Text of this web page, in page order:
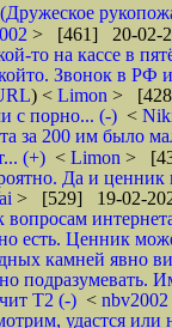
> [461] 20-02-
то на кассе в
Звонок в
) < Limon >
с порно... (-) <
за 200 им было
(+) < Limon >
Да и ценник
> [529] 19-02-
вопросам
есть. Ценник
камней явно
подразумевать.
Т2 (-) < nbv2002
удастся или